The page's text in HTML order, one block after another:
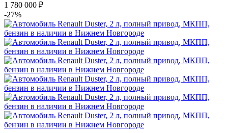
1 780 000 ₽
-27%